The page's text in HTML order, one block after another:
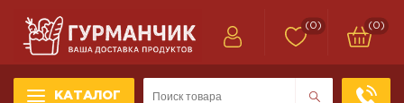
КАТАЛОГ
(0) (0)